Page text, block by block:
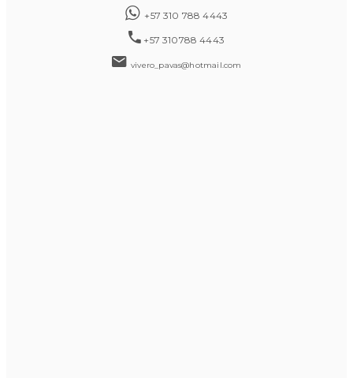
+57 310 788 4443
+57 310788 4443
vivero_pavas@hotmail.com